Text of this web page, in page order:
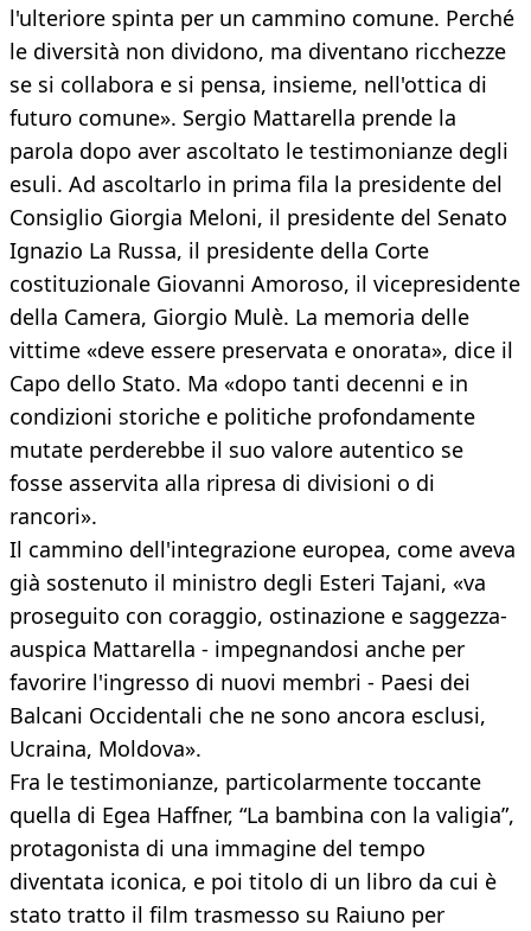
l'ulteriore spinta per un cammino comune. Perché
le diversità non dividono, ma diventano ricchezze
se si collabora e si pensa, insieme, nell'ottica di
futuro comune». Sergio Mattarella prende la
parola dopo aver ascoltato le testimonianze degli
esuli. Ad ascoltarlo in prima fila la presidente del
Consiglio Giorgia Meloni, il presidente del Senato
Ignazio La Russa, il presidente della Corte
costituzionale Giovanni Amoroso, il vicepresidente
della Camera, Giorgio Mulè. La memoria delle
vittime «deve essere preservata e onorata», dice il
Capo dello Stato. Ma «dopo tanti decenni e in
condizioni storiche e politiche profondamente
mutate perderebbe il suo valore autentico se
fosse asservita alla ripresa di divisioni o di
rancori».
Il cammino dell'integrazione europea, come aveva
già sostenuto il ministro degli Esteri Tajani, «va
proseguito con coraggio, ostinazione e saggezza-
auspica Mattarella - impegnandosi anche per
favorire l'ingresso di nuovi membri - Paesi dei
Balcani Occidentali che ne sono ancora esclusi,
Ucraina, Moldova».
Fra le testimonianze, particolarmente toccante
quella di Egea Haffner, “La bambina con la valigia”,
protagonista di una immagine del tempo
diventata iconica, e poi titolo di un libro da cui è
stato tratto il film trasmesso su Raiuno per